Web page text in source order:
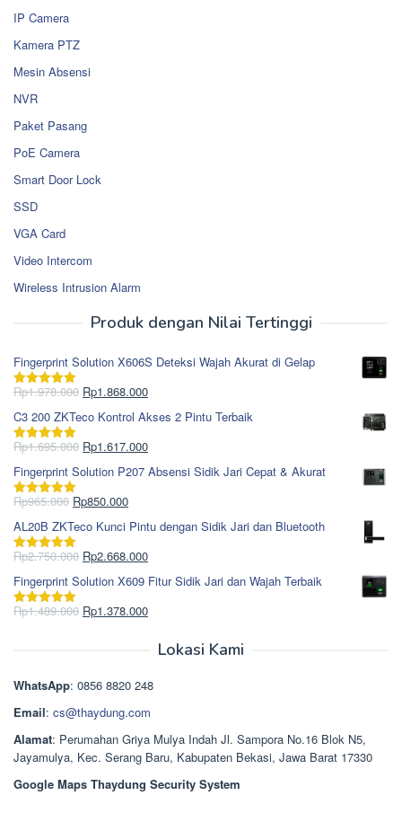
IP Camera
Kamera PTZ
Mesin Absensi
NVR
Paket Pasang
PoE Camera
Smart Door Lock
SSD
VGA Card
Video Intercom
Wireless Intrusion Alarm
Produk dengan Nilai Tertinggi
Fingerprint Solution X606S Deteksi Wajah Akurat di Gelap
Dinilai5.00
Rp1.978.000 Harga
aslinya
adalah:
Rp1.978.000.
Rp1.868.000Harga
saat
ini
adalah:
C3 200 ZKTeco Kontrol Akses 2 Pintu Terbaik
Dinilai5.00
Rp1.695.000 Harga
aslinya
adalah:
Rp1.695.000.
Rp1.617.000Harga
saat
ini
Fingerprint Solution P207 Absensi Sidik Jari Cepat & Akurat
Dinilai5.00
Rp965.000 Harga
aslinya
adalah:
Rp965.000.
Rp850.000Harga
saat
ini
adalah:
AL20B ZKTeco Kunci Pintu dengan Sidik Jari dan Bluetooth
Dinilai5.00
Rp2.750.000 Harga
aslinya
adalah:
Rp2.750.000.
Rp2.668.000Harga
saat
ini
adalah:
Fingerprint Solution X609 Fitur Sidik Jari dan Wajah Terbaik
Dinilai5.00
Rp1.489.000 Harga
Rp1.378.000Harga
Rp1.378.000.
Lokasi Kami
WhatsApp: 0856 8820 248
Email: cs@thaydung.com
Alamat: Perumahan Griya Mulya Indah Jl. Sampora No.16 Blok N5,
Jayamulya, Kec. Serang Baru, Kabupaten Bekasi, Jawa Barat 17330
Google Maps Thaydung Security System